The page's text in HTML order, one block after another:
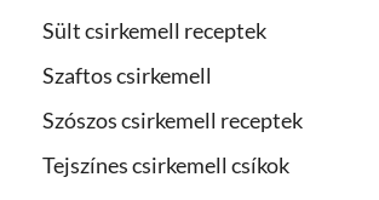
Sült csirkemell receptek
Szaftos csirkemell
Szószos csirkemell receptek
Tejszínes csirkemell csíkok